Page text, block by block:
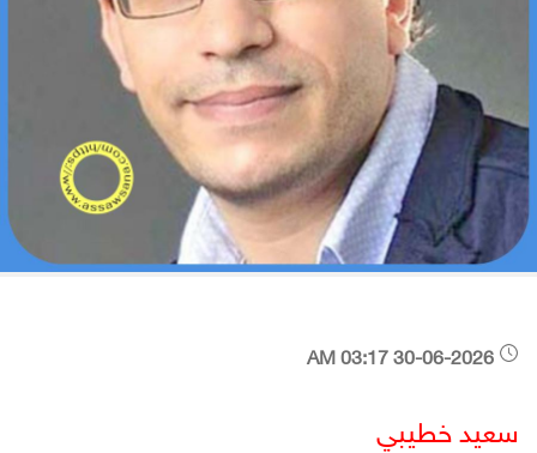
سعيد خطيبي